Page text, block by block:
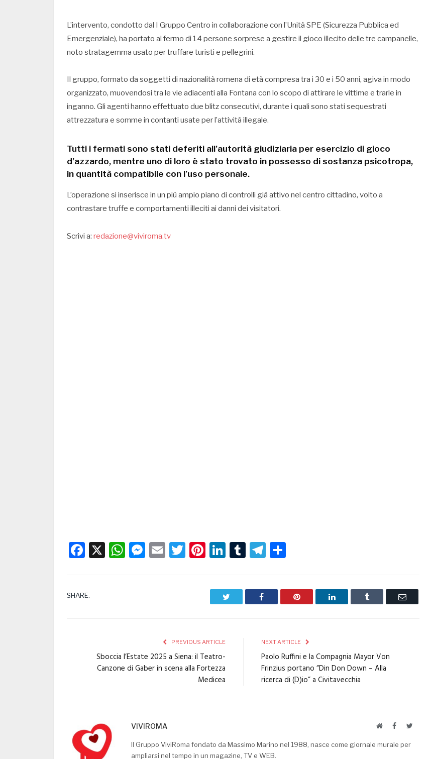
L’intervento, condotto dal I Gruppo Centro in collaborazione con l’Unità SPE (Sicurezza Pubblica ed
Emergenziale), ha portato al fermo di 14 persone sorprese a gestire il gioco illecito delle tre campanelle,
noto stratagemma usato per truffare turisti e pellegrini.
Il gruppo, formato da soggetti di nazionalità romena di età compresa tra i 30 e i 50 anni, agiva in modo
organizzato, muovendosi tra le vie adiacenti alla Fontana con lo scopo di attirare le vittime e trarle in
inganno. Gli agenti hanno effettuato due blitz consecutivi, durante i quali sono stati sequestrati
attrezzatura e somme in contanti usate per l’attività illegale.
Tutti i fermati sono stati deferiti all’autorità giudiziaria per esercizio di gioco
d’azzardo, mentre uno di loro è stato trovato in possesso di sostanza psicotropa,
in quantità compatibile con l’uso personale.
L’operazione si inserisce in un più ampio piano di controlli già attivo nel centro cittadino, volto a
contrastare truffe e comportamenti illeciti ai danni dei visitatori.
Scrivi a: redazione@viviroma.tv
Facebook
X WhatsApp
Messenger
EmailTwitter
Pinterest
LinkedIn
TumblrTelegram
SHARE. Facebook Pinterest LinkedIn Tumblr Email
PREVIOUS ARTICLE
Sboccia l’Estate 2025 a Siena: il Teatro-
Canzone di Gaber in scena alla Fortezza
Medicea
NEXT ARTICLE
Paolo Ruffini e la Compagnia Mayor Von
Frinzius portano “Din Don Down – Alla
ricerca di (D)io” a Civitavecchia
VIVIROMA WebsiteFacebookTwitter
Il Gruppo ViviRoma fondato da Massimo Marino nel 1988, nasce come giornale murale per
ampliarsi nel tempo in un magazine, TV e WEB.